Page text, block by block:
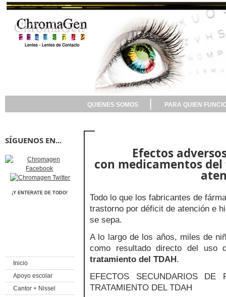
QUIENES SOMOS PARA QUIEN
Efectos
con medicamentos
Todo lo que los fabricantes de
trastorno por déficit de atención e
se sepa.
A lo largo de los años, miles de
como resultado directo del uso
tratamiento del TDAH.
EFECTOS SECUNDARIOS DE
TRATAMIENTO DEL TDAH
SÍGUENOS EN...
¡Y ENTERATE DE TODO!
Inicio
Apoyo escolar
Cantor + Nissel